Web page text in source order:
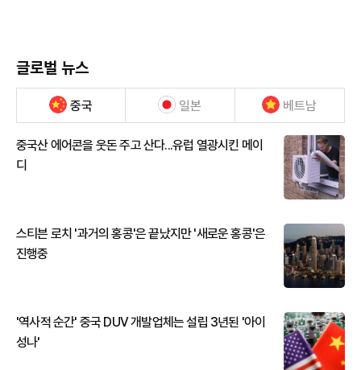
글로벌 뉴스
중국 일본 베트남
중국산 에어콘을 웃돈 주고 산다...유럽 열광시킨 메이
디
스티븐 로치 '과거의 홍콩'은 끝났지만 '새로운 홍콩'은
진행중
'역사적 순간' 중국 DUV 개발업체는 설립 3년된 '아이
성나'